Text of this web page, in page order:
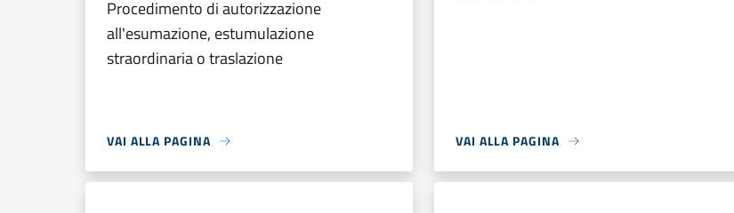
Procedimento di autorizzazione
all'esumazione, estumulazione
straordinaria o traslazione
VAI ALLA PAGINA VAI ALLA PAGINA